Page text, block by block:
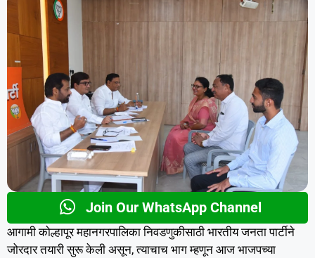
Join Our WhatsApp Channel
आगामी कोल्हापूर महानगरपालिका निवडणुकीसाठी भारतीय जनता पार्टीने
जोरदार तयारी सुरू केली असून, त्याचाच भाग म्हणून आज भाजपच्या